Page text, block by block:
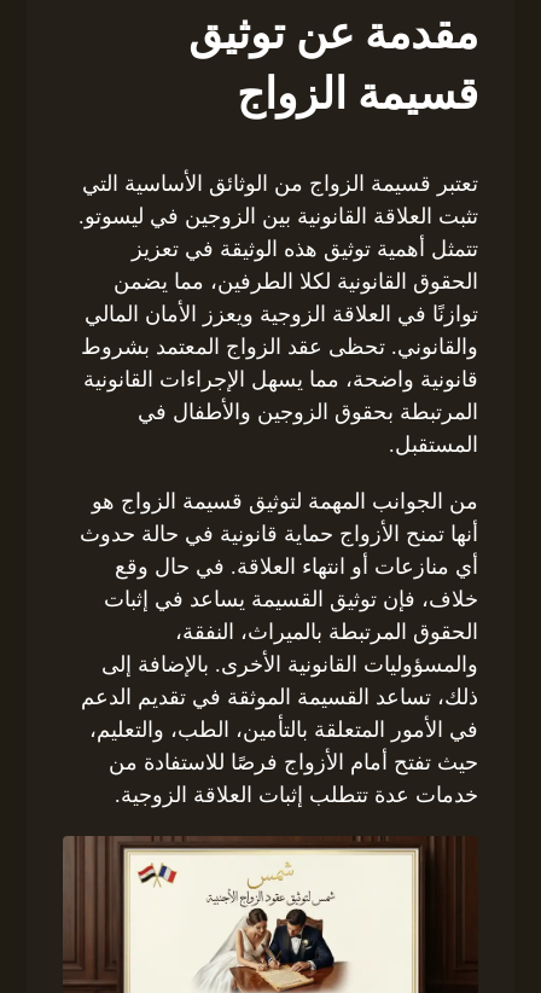
مقدمة عن توثيق
قسيمة الزواج
تعتبر قسيمة الزواج من الوثائق الأساسية التي
تثبت العلاقة القانونية بين الزوجين في ليسوتو.
تتمثل أهمية توثيق هذه الوثيقة في تعزيز
الحقوق القانونية لكلا الطرفين، مما يضمن
توازنًا في العلاقة الزوجية ويعزز الأمان المالي
والقانوني. تحظى عقد الزواج المعتمد بشروط
قانونية واضحة، مما يسهل الإجراءات القانونية
المرتبطة بحقوق الزوجين والأطفال في
المستقبل.
من الجوانب المهمة لتوثيق قسيمة الزواج هو
أنها تمنح الأزواج حماية قانونية في حالة حدوث
أي منازعات أو انتهاء العلاقة. في حال وقع
خلاف، فإن توثيق القسيمة يساعد في إثبات
الحقوق المرتبطة بالميراث، النفقة،
والمسؤوليات القانونية الأخرى. بالإضافة إلى
ذلك، تساعد القسيمة الموثقة في تقديم الدعم
في الأمور المتعلقة بالتأمين، الطب، والتعليم،
حيث تفتح أمام الأزواج فرصًا للاستفادة من
خدمات عدة تتطلب إثبات العلاقة الزوجية.